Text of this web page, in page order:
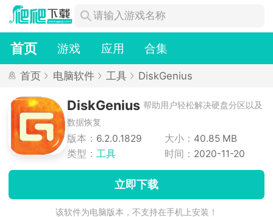
首页 游戏 应用 合集
首页 电脑软件 工具 DiskGenius
DiskGenius 帮助用户轻松解决硬盘分区以及
数据恢复
版本： 6.2.0.1829 大小： 40.85 MB
类型： 工具 时间： 2020-11-20
立即下载
该软件为电脑版本，不支持在手机上安装！